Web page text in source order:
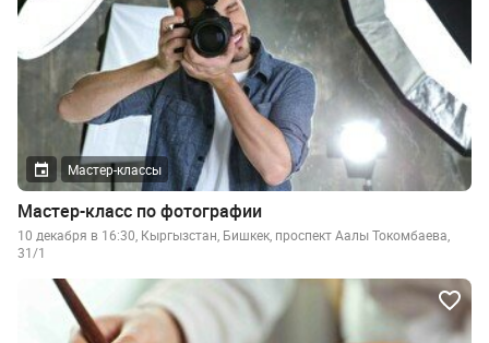
Мастер-классы
Мастер-класс по фотографии
10 декабря в 16:30, Кыргызстан, Бишкек, проспект Аалы Токомбаева,
31/1